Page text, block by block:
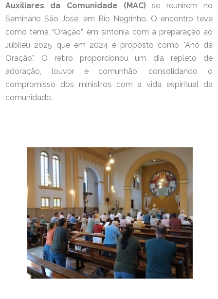
Auxiliares da Comunidade (MAC) se reunirem no
Seminário São José, em Rio Negrinho. O encontro teve
como tema “Oração”, em sintonia com a preparação ao
Jubileu 2025 que em 2024 é proposto como "Ano da
Oração". O retiro proporcionou um dia repleto de
adoração, louvor e comunhão, consolidando o
compromisso dos ministros com a vida espiritual da
comunidade.